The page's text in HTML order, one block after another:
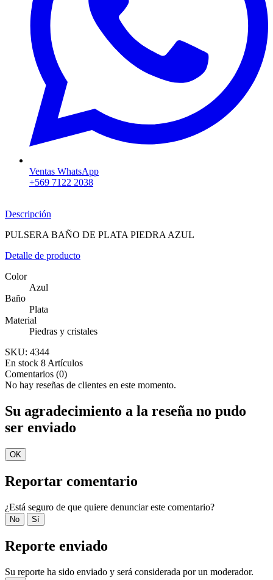
Ventas WhatsApp
+569 7122 2038
Descripción
PULSERA BAÑO DE PLATA PIEDRA AZUL
Detalle de producto
Color
Azul
Baño
Plata
Material
Piedras y cristales
SKU: 4344
En stock 8 Artículos
Comentarios (0)
No hay reseñas de clientes en este momento.
Su agradecimiento a la reseña no pudo
ser enviado
OK
Reportar comentario
¿Está seguro de que quiere denunciar este comentario?
No Sí
Reporte enviado
Su reporte ha sido enviado y será considerada por un moderador.